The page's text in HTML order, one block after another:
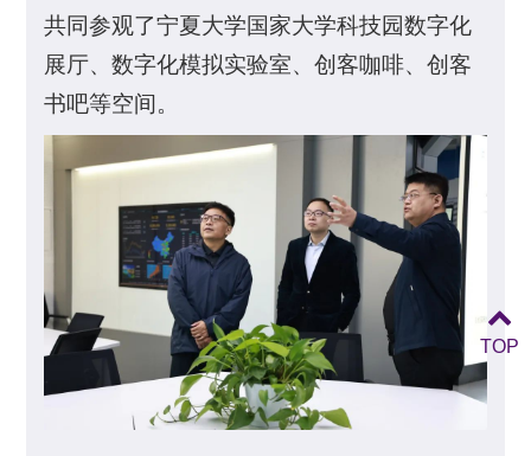
共同参观了宁夏大学国家大学科技园数字化
展厅、数字化模拟实验室、创客咖啡、创客
书吧等空间。
TOP